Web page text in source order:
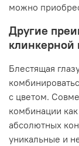
можно
Другие
клинкерной
Блестящая
с цветом.
комбинации как
абсолютных
уникальные и